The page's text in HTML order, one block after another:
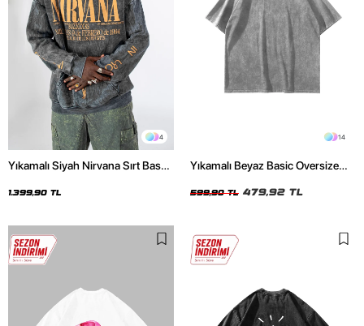
4
Yıkamalı Siyah Nirvana Sırt Baskılı
1.399,90 TL
14
Yıkamalı Beyaz Basic Oversize
599,90 TL 479,92 TL